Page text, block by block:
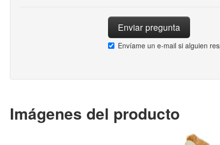
Envíame un e-mail si alguien
Imágenes del producto